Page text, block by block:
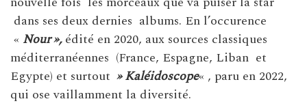
dans ses deux dernies albums. En l’occurence
« Nour »,édité en 2020, aux sources classiques
méditerranéennes (France, Espagne, Liban et
Egypte) et surtout » Kaléidoscope« , paru en 2022,
qui ose vaillamment la diversité.